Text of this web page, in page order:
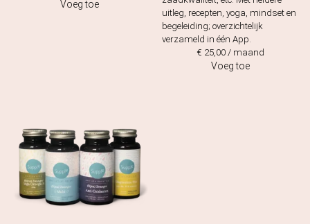
Voeg toe
uitleg, recepten, yoga, mindset en
begeleiding; overzichtelijk
verzameld in één App.
€ 25,00 / maand
Voeg toe